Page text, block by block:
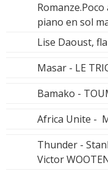
piano en sol
Lise Daoust,
Masar - LE
Bamako -
Africa Unite -
Thunder -
Victor